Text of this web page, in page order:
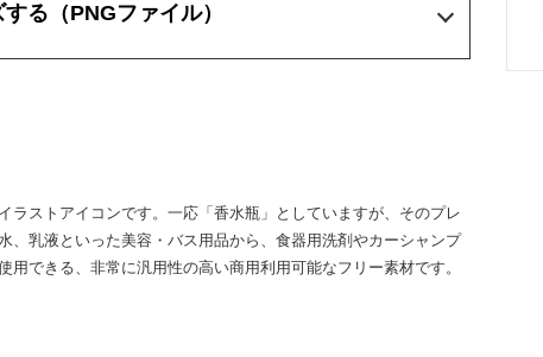
する （PNGファイル）
ストアイコンです。一応「香水瓶」としていますが、そのプレ
、乳液といった美容・バス用品から、食器用洗剤やカーシャンプ
できる、非常に汎用性の高い商用利用可能なフリー素材です。